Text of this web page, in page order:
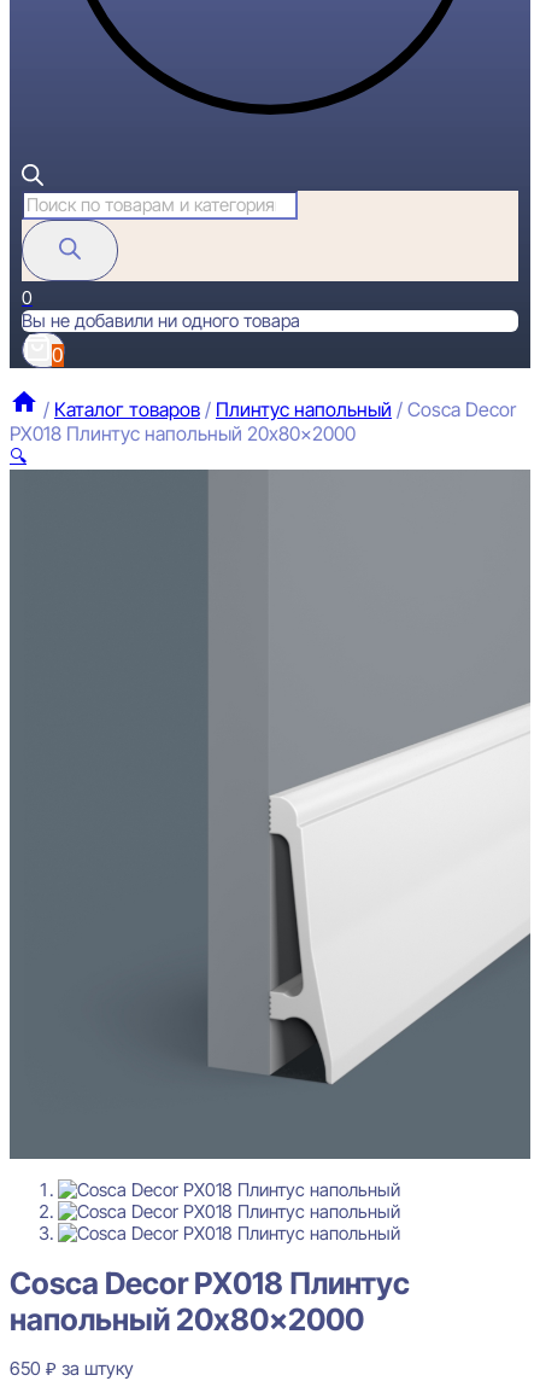
Поиск
товаров
0
Вы не добавили ни одного товара
0
/ Каталог товаров / Плинтус напольный / Cosca Decor
PX018 Плинтус напольный 20x80x2000
🔍
Cosca Decor PX018 Плинтус
напольный 20x80x2000
650 ₽ за штуку